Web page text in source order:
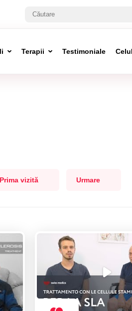
Terapii Testimoniale
Prima vizită Urmare